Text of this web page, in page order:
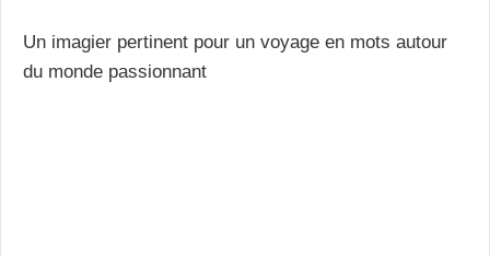
Un imagier pertinent pour un voyage en mots autour
du monde passionnant